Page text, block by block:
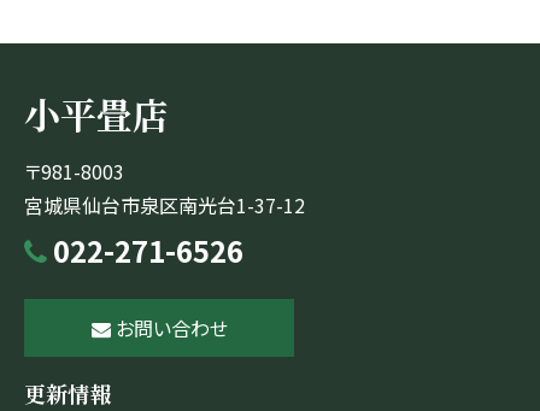
イ
小平畳店
〒981-8003
宮城県仙台市泉区南光台1-37-12
022-271-6526
お問い合わせ
更新情報